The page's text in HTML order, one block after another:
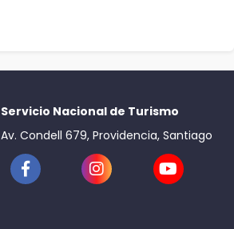
Servicio Nacional de Turismo
Av. Condell 679, Providencia, Santiago